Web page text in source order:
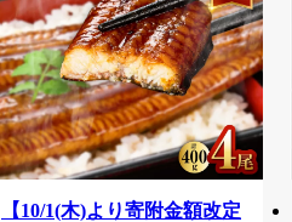
【10/1(木)より寄附金額改定